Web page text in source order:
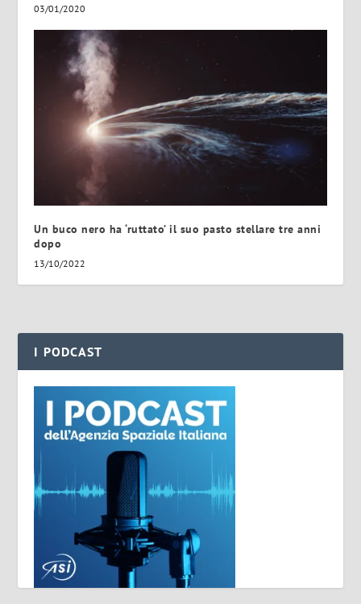
03/01/2020
Un buco nero ha ‘ruttato’ il suo pasto stellare tre anni
dopo
13/10/2022
I PODCAST